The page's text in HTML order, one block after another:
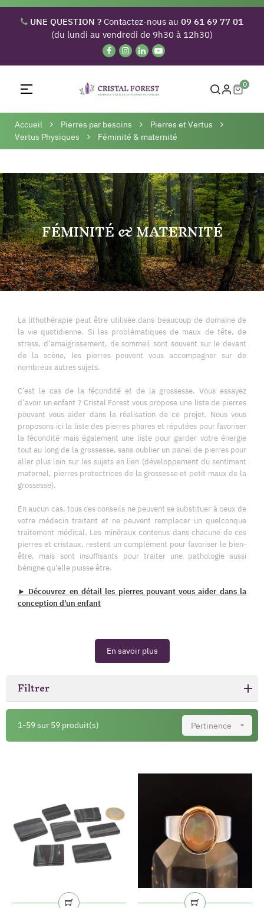
UNE QUESTION ? Contactez-nous au 09 61 69 77 01
(du lundi au vendredi de 9h30 à 12h30)
Basculer
navigation
☰ 0
Accueil Pierres par besoins
Pierres et Vertus
Vertus Physiques
Féminité & maternité
FÉMINITÉ & MATERNITÉ
La lithothérapie peut être utilisée dans beaucoup de domaine de
la vie quotidienne. Si les problématiques de maux de tête, de
stress, d’amaigrissement, de sommeil sont souvent sur le devant
de la scène, les pierres peuvent vous accompagner sur de
nombreux autres sujets.
C’est le cas de la fécondité et de la grossesse. Vous essayez
d’avoir un enfant ? Cristal Forest vous propose une liste de pierres
pouvant vous aider dans la réalisation de ce projet. Nous vous
proposons ici la liste des pierres phares et réputées pour favoriser
la fécondité mais également une liste pour garder votre énergie
tout au long de la grossesse, sans oublier un panel de pierres pour
aller plus loin sur les sujets en lien (développement du sentiment
maternel, pierres protectrices de la grossesse et petit maux de la
grossesse).
En aucun cas, tous ces conseils ne peuvent se substituer à ceux de
votre médecin traitant et ne peuvent remplacer un quelconque
traitement médical. Les minéraux contenus dans chacune de ces
pierres et cristaux, restent un complément pour favoriser le bien-
être, mais sont insuffisants pour traiter une pathologie aussi
bénigne qu'elle puisse être.
► Découvrez en détail les pierres pouvant vous aider dans la
conception d'un enfant
En savoir plus
Filtrer
1-59 sur 59 produit(s) Pertinence 